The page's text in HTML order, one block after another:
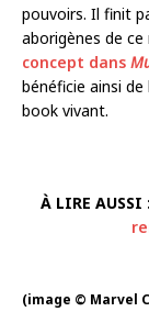
pouvoirs. Il finit
aborigènes de ce
concept dans
bénéficie ainsi
book vivant.
À LIRE AUSSI :
(image © Marvel